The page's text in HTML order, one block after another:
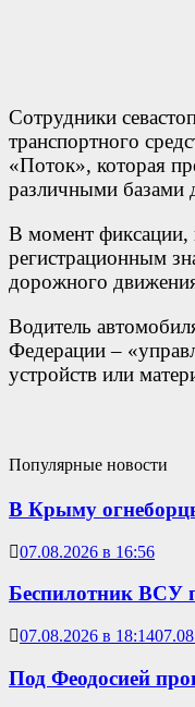
Сотрудники
транспортного
«Поток», которая
различными базами
В момент фиксации,
регистрационным
дорожного
Водитель
Федерации –
устройств или
Популярные новости
В Крыму
07.08.2026 в 16:56
Беспилотник ВСУ
07.08.2026 в 18:14
Под Феодосией